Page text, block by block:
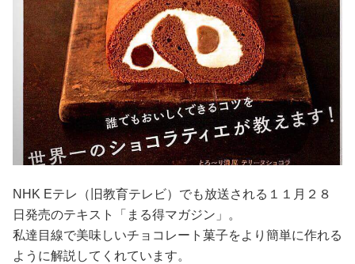
NHK Eテレ（旧教育テレビ）でも放送される１１月２８
日発売のテキスト「まる得マガジン」。
私達目線で美味しいチョコレート菓子をより簡単に作れる
ように解説してくれています。